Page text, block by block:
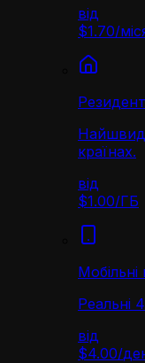
від
$1.70/
країнах.
від
$1.00/ГБ
Мобільні
Реальні
від
$4.00/